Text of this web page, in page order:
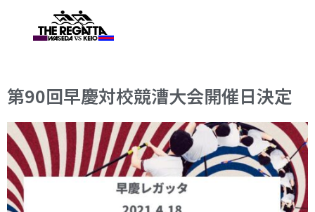
第90回早慶対校競漕大会開催日決定